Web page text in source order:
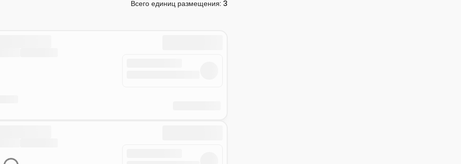
Всего единиц размещения:3